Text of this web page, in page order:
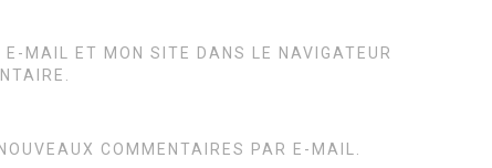
E-MAIL ET MON SITE DANS LE NAVIGATEUR
COMMENTAIRES PAR E-MAIL.